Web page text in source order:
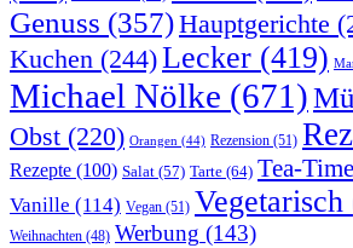
Genuss (357)Hauptgerichte
Kuchen (244)Lecker (419)
Michael Nölke (671)
Obst (220) Orangen (44) Rezension (51)
Rezepte (100) Salat (57) Tarte (64) Tea-Time
Vanille (114) Vegan (51) Vegetarisch
Weihnachten (48) Werbung (143)